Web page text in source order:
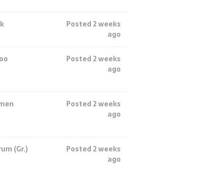
Posted 2 weeks
ago
Posted 2 weeks
ago
Posted 2 weeks
ago
(Gr.)
Posted 2 weeks
ago